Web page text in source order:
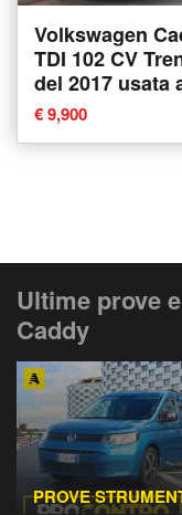
Volkswagen
TDI 102 CV
del 2017 usata
Umbra
€ 9,900
Ultime prove
Caddy
PROVE